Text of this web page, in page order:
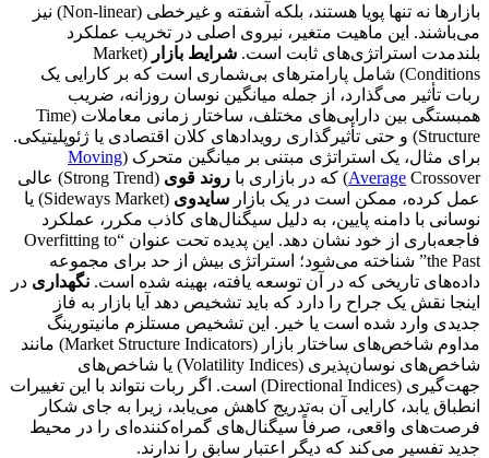
بازارها نه تنها پویا هستند، بلکه آشفته و غیرخطی (Non-linear) نیز
می‌باشند. این ماهیت متغیر، نیروی اصلی در تخریب عملکرد
بلندمدت استراتژی‌های ثابت است. شرایط بازار
(Market
Conditions) شامل پارامترهای بی‌شماری است که بر کارایی یک
ربات تأثیر می‌گذارد، از جمله میانگین نوسان روزانه، ضریب
همبستگی بین دارایی‌های مختلف، ساختار زمانی معاملات (Time
Structure) و حتی تأثیرگذاری رویدادهای کلان اقتصادی یا ژئوپلیتیکی.
برای مثال، یک استراتژی مبتنی بر میانگین متحرک (Moving
Average Crossover) که در بازاری با روند قوی
(Strong Trend) عالی
عمل کرده، ممکن است در یک بازار سایدوی
(Sideways Market) یا
نوسانی با دامنه پایین، به دلیل سیگنال‌های کاذب مکرر، عملکرد
فاجعه‌باری از خود نشان دهد. این پدیده تحت عنوان “Overfitting to
the Past” شناخته می‌شود؛ استراتژی بیش از حد برای مجموعه
داده‌های تاریخی که در آن توسعه یافته، بهینه شده است. نگهداری در
اینجا نقش یک جراح را دارد که باید تشخیص دهد آیا بازار به فاز
جدیدی وارد شده است یا خیر. این تشخیص مستلزم مانیتورینگ
مداوم شاخص‌های ساختار بازار (Market Structure Indicators) مانند
شاخص‌های نوسان‌پذیری (Volatility Indices) یا شاخص‌های
جهت‌گیری (Directional Indices) است. اگر ربات نتواند با این تغییرات
انطباق یابد، کارایی آن به‌تدریج کاهش می‌یابد، زیرا به جای شکار
فرصت‌های واقعی، صرفاً سیگنال‌های گمراه‌کننده‌ای را در محیط
جدید تفسیر می‌کند که دیگر اعتبار سابق را ندارند.